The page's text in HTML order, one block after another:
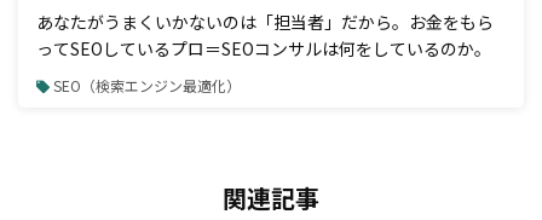
あなたがうまくいかないのは「担当者」だから。お金をもら
ってSEOしているプロ＝SEOコンサルは何をしているのか。
SEO（検索エンジン最適化）
関連記事